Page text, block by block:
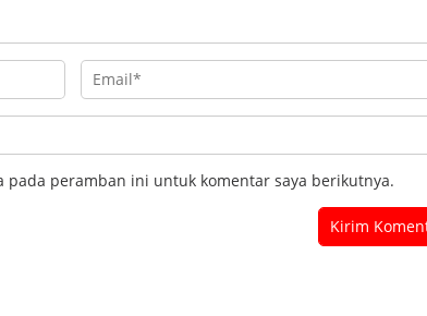
pada peramban ini untuk komentar saya berikutnya.